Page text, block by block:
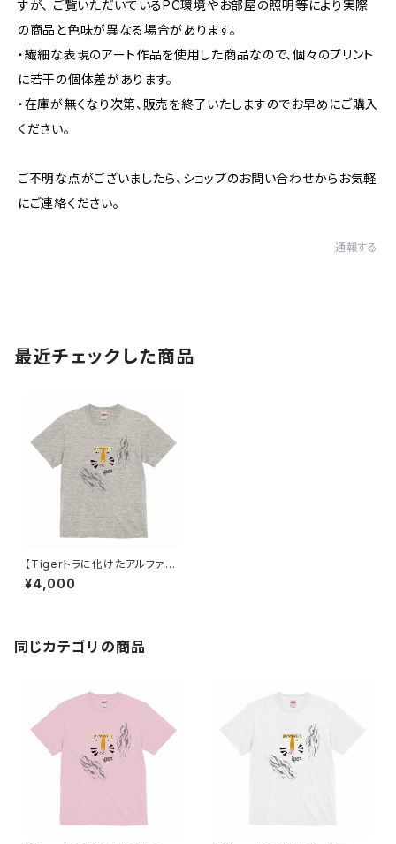
すが、 ご覧いただいているPC環境やお部屋の照明等により実際
の商品と色味が異なる場合があります。
・繊細な表現のアート作品を使用した商品なので、個々のプリント
に若干の個体差があります。
・在庫が無くなり次第、販売を終了いたしますのでお早めにご購入
ください。
ご不明な点がございましたら、ショップのお問い合わせからお気軽
にご連絡ください。
通報する
最近チェックした商品
【Tigerトラに化けたアルファベ
ット】Tシャツ オートミール ユニ
セックス
¥4,000
同じカテゴリの商品